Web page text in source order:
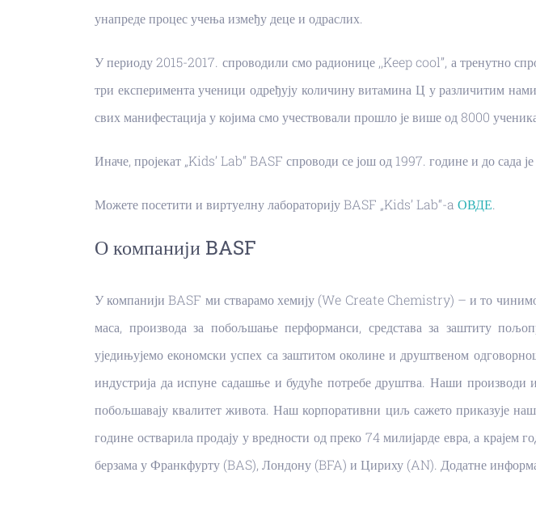
унапреде процес учења између деце и одраслих.
У периоду 2015-2017. спроводили смо радионице ,,Keep cool’’, а тренутно
три експеримента ученици одређују количину витамина Ц у различитим
свих манифестација у којима смо учествовали прошло је више од 8000
Иначе, пројекат „Kids’ Lab“ BASF спроводи се још од 1997. године и до сада
Можете посетити и виртуелну лабораторију BASF „Kids’ Lab“-a ОВДЕ.
О компанији BASF
У компанији BASF ми стварамо хемију (We Create Chemistry) – и то
маса, производа за побољшање перформанси, средстава за заштиту
уједињујемо економски успех са заштитом околине и друштвеном
индустрија да испуне садашње и будуће потребе друштва. Наши производи
побољшавају квалитет живота. Наш корпоративни циљ сажето приказује
године остварила продају у вредности од преко 74 милијарде евра, а
берзама у Франкфурту (BAS), Лондону (BFA) и Цириху (AN). Додатне